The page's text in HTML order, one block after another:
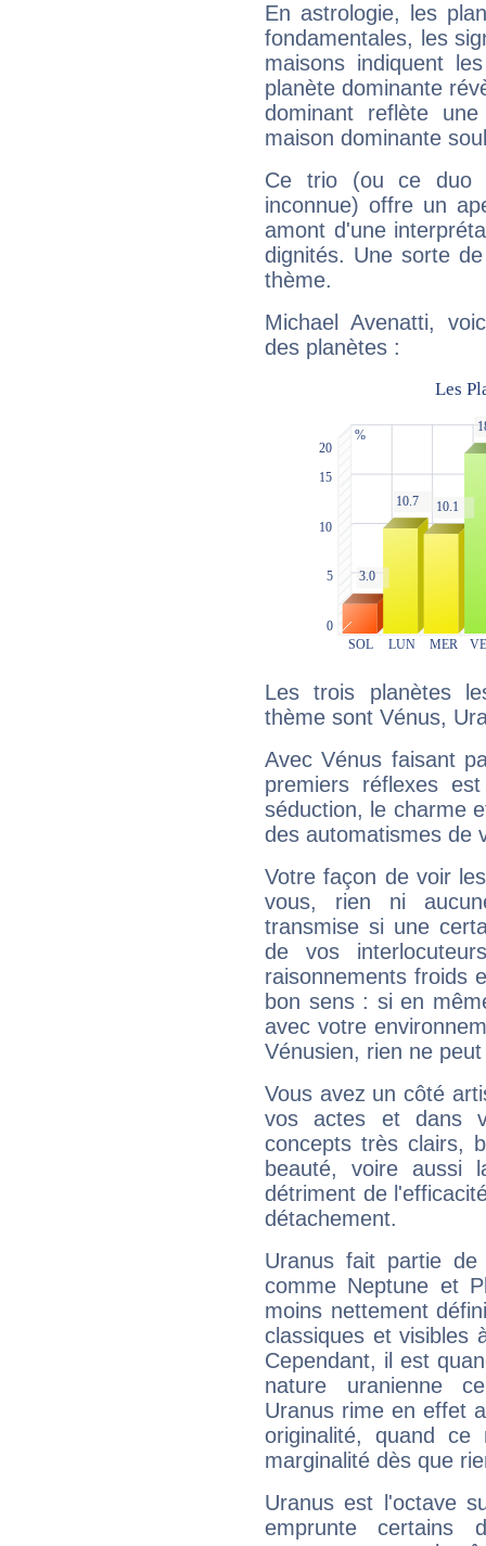
En astrologie, les
fondamentales, les
maisons indiquent
planète dominante
dominant reflète
maison dominante
Ce trio (ou ce duo
inconnue) offre un
amont d'une
dignités. Une sorte
thème.
Michael Avenatti,
des planètes :
Les trois planètes
thème sont Vénus,
Avec Vénus faisant
premiers réflexes
séduction, le charme
des automatismes de
Votre façon de voir
vous, rien ni
transmise si une
de vos
raisonnements froids
bon sens : si en
avec votre
Vénusien, rien ne
Vous avez un côté
vos actes et dans
concepts très clairs,
beauté, voire aussi
détriment de
détachement.
Uranus fait partie
comme Neptune et
moins nettement
classiques et visibles
Cependant, il est
nature uranienne
Uranus rime en effet
originalité, quand ce
marginalité dès que
Uranus est l'octave
emprunte